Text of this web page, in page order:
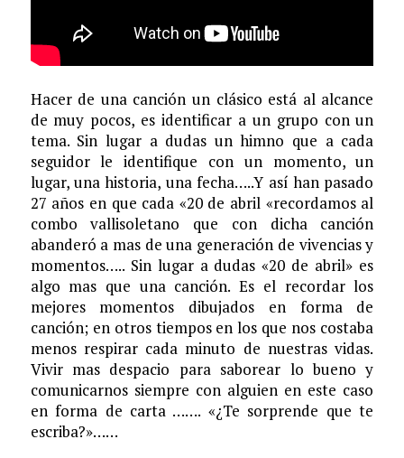
Hacer de una canción un clásico está al alcance
de muy pocos, es identificar a un grupo con un
tema. Sin lugar a dudas un himno que a cada
seguidor le identifique con un momento, un
lugar, una historia, una fecha…..Y así han pasado
27 años en que cada «20 de abril «recordamos al
combo vallisoletano que con dicha canción
abanderó a mas de una generación de vivencias y
momentos….. Sin lugar a dudas «20 de abril» es
algo mas que una canción. Es el recordar los
mejores momentos dibujados en forma de
canción; en otros tiempos en los que nos costaba
menos respirar cada minuto de nuestras vidas.
Vivir mas despacio para saborear lo bueno y
comunicarnos siempre con alguien en este caso
en forma de carta ……. «¿Te sorprende que te
escriba?»……